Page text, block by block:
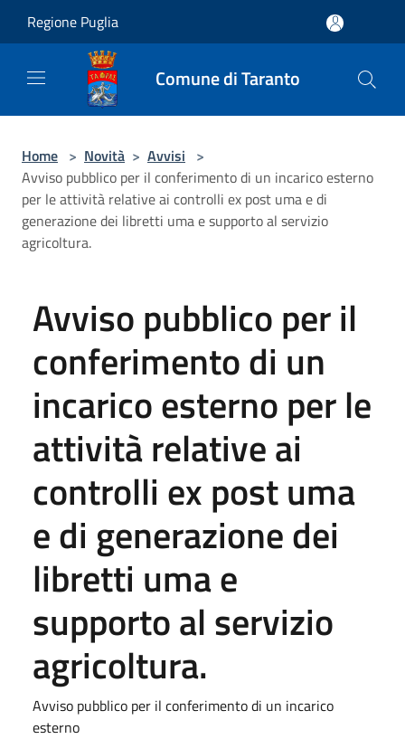
Regione Puglia
Comune di Taranto
Home > Novità > Avvisi >
Avviso pubblico per il conferimento di un incarico esterno
per le attività relative ai controlli ex post uma e di
generazione dei libretti uma e supporto al servizio
agricoltura.
Avviso pubblico per il
conferimento di un
incarico esterno per le
attività relative ai
controlli ex post uma
e di generazione dei
libretti uma e
supporto al servizio
agricoltura.
Avviso pubblico per il conferimento di un incarico
esterno